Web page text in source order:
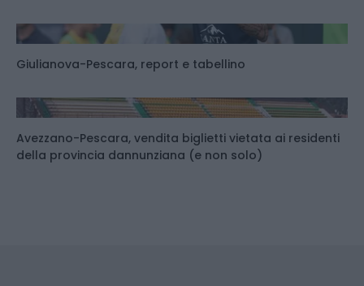
Giulianova-Pescara, report e tabellino
Avezzano-Pescara, vendita biglietti vietata ai residenti
della provincia dannunziana (e non solo)